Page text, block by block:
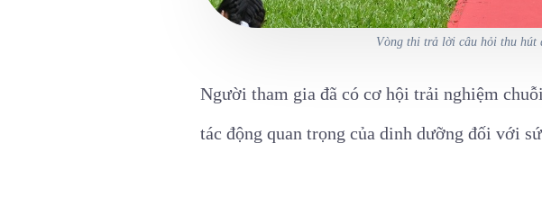
Vòng thi trả lời câu hỏi thu hút
Người tham gia đã có cơ hội trải nghiệm
tác động quan trọng của dinh dưỡng đối với